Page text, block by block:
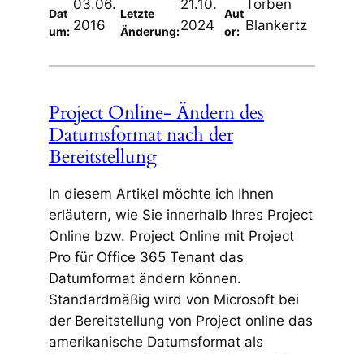
Dat
um:
03.06.
2016
Letzte
Änderung:
21.10.
2024
Aut
or:
Torben
Blankertz
Project Online- Ändern des
Datumsformat nach der
Bereitstellung
In diesem Artikel möchte ich Ihnen
erläutern, wie Sie innerhalb Ihres Project
Online bzw. Project Online mit Project
Pro für Office 365 Tenant das
Datumformat ändern können.
Standardmäßig wird von Microsoft bei
der Bereitstellung von Project online das
amerikanische Datumsformat als